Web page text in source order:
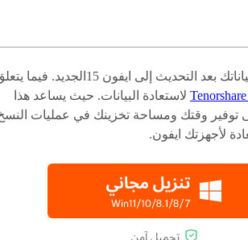
لا تنسى استعادة بياناتك بعد التحديث إلى ايفون 15الجديد. فيما
لاستعادة البيانات. حيث يساعد هذا
توفير وقتك ومساحة تخزينك في عمليات
لأجهزتك ايفون.